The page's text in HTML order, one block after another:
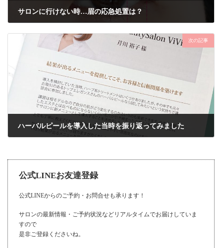
サロンに行けない時…眉の応急処置は？
次の記事
ハーバルピールを導入した当時を振り返ってみました
公式LINEお友達登録
公式LINEからのご予約・お問合せも承ります！
サロンの最新情報・ご予約状況などリアルタイムでお届けしていま
すので
是非ご登録くださいね。